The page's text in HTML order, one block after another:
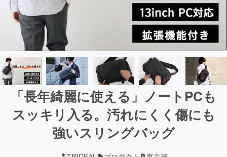
「長年綺麗に使える」ノートPCも
スッキリ入る。汚れにくく傷にも
強いスリングバッグ